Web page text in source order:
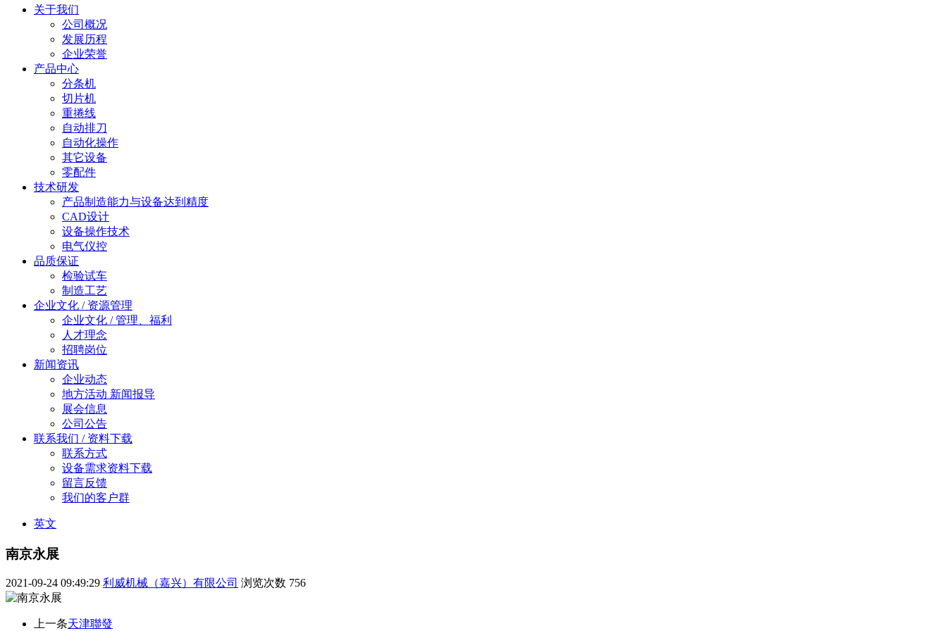
关于我们
公司概况
发展历程
企业荣誉
产品中心
分条机
切片机
重捲线
自动排刀
自动化操作
其它设备
零配件
技术研发
产品制造能力与设备达到精度
CAD设计
设备操作技术
电气仪控
品质保证
检验试车
制造工艺
企业文化 / 资源管理
企业文化 / 管理、福利
人才理念
招聘岗位
新闻资讯
企业动态
地方活动 新闻报导
展会信息
公司公告
联系我们 / 资料下载
联系方式
设备需求资料下载
留言反馈
我们的客户群
英文
南京永展
2021-09-24 09:49:29 利威机械（嘉兴）有限公司 浏览次数 756
上一条天津聯發